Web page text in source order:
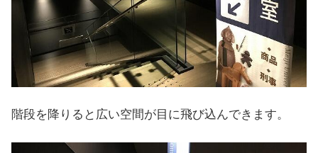
階段を降りると広い空間が目に飛び込んできます。